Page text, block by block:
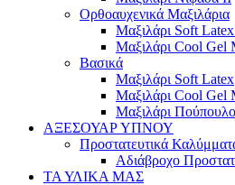
Ορθοαυχενικά Μαξιλάρια
Mαξιλάρι Soft
Mαξιλάρι Cool Gel
Βασικά
Mαξιλάρι Soft Latex
Mαξιλάρι Cool Gel
Mαξιλάρι Πούπουλο
ΑΞΕΣΟΥΑΡ ΥΠΝΟΥ
Προστατευτικά
Αδιάβροχο
ΤΑ ΥΛΙΚΑ ΜΑΣ